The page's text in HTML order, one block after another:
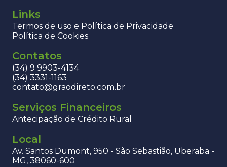
Links
Termos de uso e Política de Privacidade
Política de Cookies
Contatos
(34) 9 9903-4134
(34) 3331-1163
contato@graodireto.com.br
Serviços Financeiros
Antecipação de Crédito Rural
Local
Av. Santos Dumont, 950 - São Sebastião, Uberaba -
MG, 38060-600